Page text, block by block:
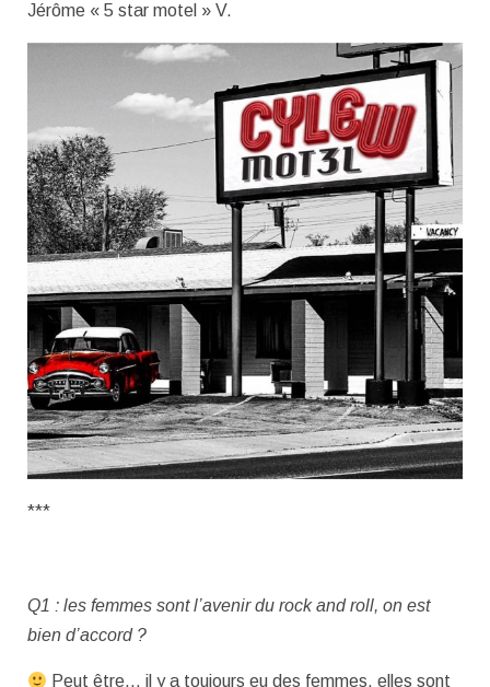
Jérôme « 5 star motel » V.
***
Q1 : les femmes sont l’avenir du rock and roll, on est
bien d’accord ?
Peut être… il y a toujours eu des femmes, elles sont